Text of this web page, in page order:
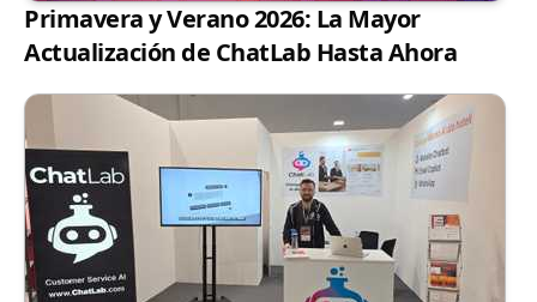
Primavera y Verano 2026: La Mayor
Actualización de ChatLab Hasta Ahora